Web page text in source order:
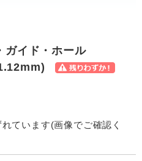
ガイド・ホール
ています(画像でご確認く